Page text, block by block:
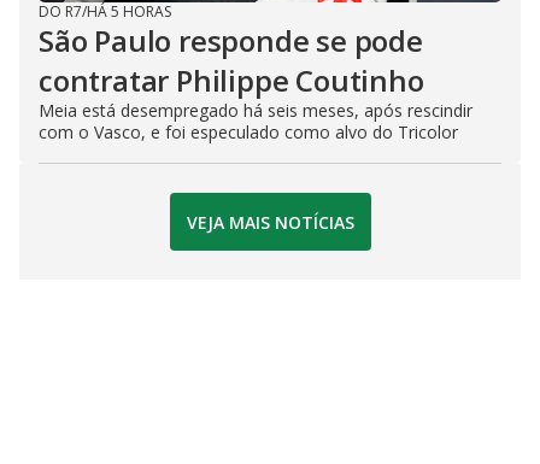
DO R7/HÁ 5 HORAS
São Paulo responde se pode
contratar Philippe Coutinho
Meia está desempregado há seis meses, após rescindir
com o Vasco, e foi especulado como alvo do Tricolor
VEJA MAIS NOTÍCIAS